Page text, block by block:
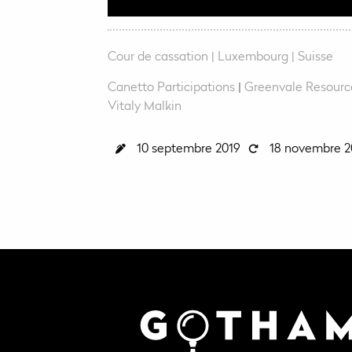
Cour de cassation Luxembourg
Suisse
Canetto Participations | Greenvale
Vitaly Malkin
10 septembre 2019 18 novembre